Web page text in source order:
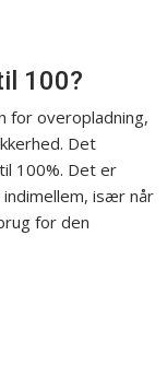
100?
for overopladning,
Det
100%. Det er
især når
for den